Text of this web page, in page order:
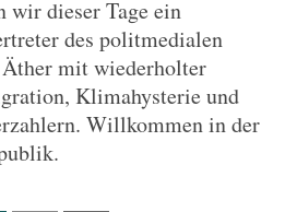
wir dieser Tage ein
des politmedialen
mit wiederholter
Klimahysterie und
Willkommen in der